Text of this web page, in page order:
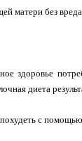
матери без
здоровье
диета
похудеть с помощью